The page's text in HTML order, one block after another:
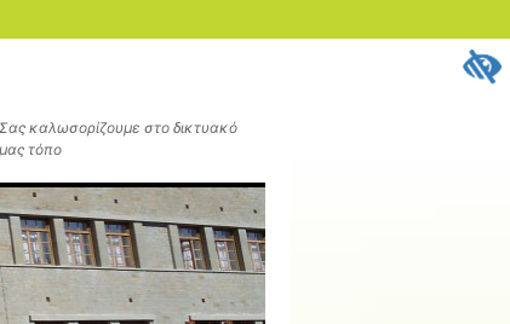
Σας καλωσορίζουμε στο δικτυακό
μας τόπο